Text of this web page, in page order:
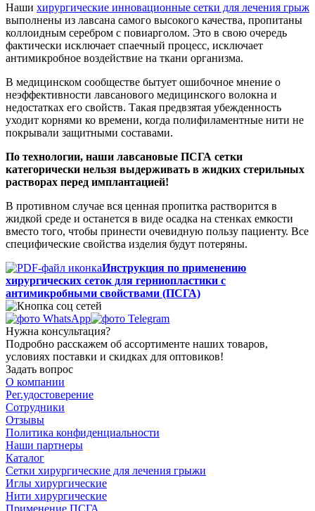
Наши хирургические инновационные сетки для лечения грыж
выполнены из лавсана самого высокого качества, пропитаны
коллоидным серебром с повиарголом. Это в свою очередь
фактически исключает спаечный процесс, исключает
антимикробное воздействие на ткани организма.
В медицинском сообществе бытует ошибочное мнение о
неэффективности лавсанового медицинского волокна и
недостатках его свойств. Такая предвзятая убежденность
уходит корнями ко времени, когда полифиламентные нити не
покрывали защитными составами.
По технологии, наши лавсановые ПСГА сетки
категорически нельзя выдерживать в жидких стерильных
растворах перед имплантацией!
В противном случае вся ценная пропитка растворится в
жидкой среде и останется в виде осадка на стенках емкости
вместо того, чтобы принести очевидную пользу пациенту. Все
специфические свойства изделия будут потеряны.
Инструкция по применению
хирургических сеток для герниопластики с
антимикробными свойствами (ПСГА)
Нужна консультация?
Подробно расскажем об ассортименте наших товаров,
условиях поставки и скидках для оптовиков!
Задать вопрос
О компании
Рег.удостоверение
Сотрудники
Отзывы
Политика конфиденциальности
Наши партнеры
Каталог
Сетки хирургические для лечения грыжи
Иглы хирургические
Нити хирургические
Применение ПСГА